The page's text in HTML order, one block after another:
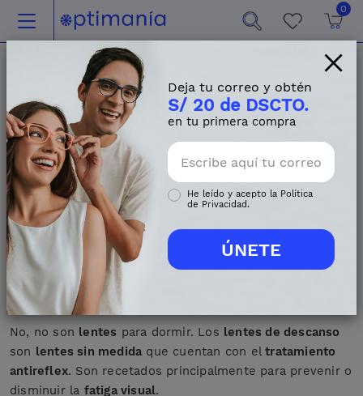
0
5 señales de que
necesitas lentes de
descanso
Primero, tienes que saber qué son los lentes de
descanso.
No, no son lentes para dormir. Los lentes de descanso
son lentes sin medida que cuentan con eltratamiento
antireflex. Son recetados principalmente para prevenir o
disminuir la fatiga visual.
×
Deja tu correo y obtén
S/ 20 de DSCTO.
en tu primera compra
He leído y acepto la Política
de Privacidad.